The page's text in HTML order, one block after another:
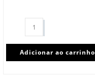
Adicionar ao carrinho